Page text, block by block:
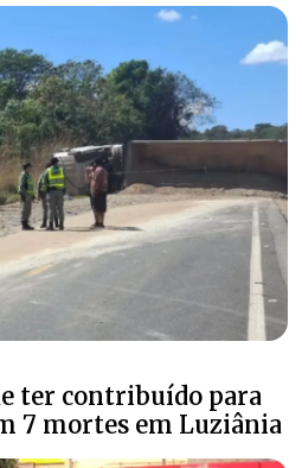
ter contribuído para
7 mortes em Luziânia